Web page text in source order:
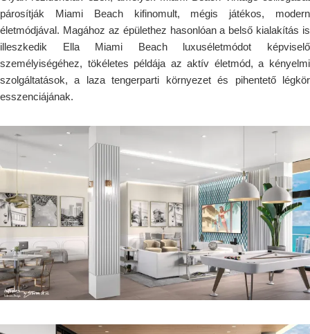
párosítják Miami Beach kifinomult, mégis játékos, modern
életmódjával. Magához az épülethez hasonlóan a belső kialakítás is
illeszkedik Ella Miami Beach luxuséletmódot képviselő
személyiségéhez, tökéletes példája az aktív életmód, a kényelmi
szolgáltatások, a laza tengerparti környezet és pihentető légkör
esszenciájának.